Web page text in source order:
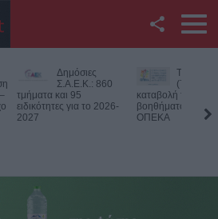
Twitter
YouTube
RSS
Επικοινωνία με το
Την Παρασκευή
(7/8) η δεύτερη
καταβολή του
βοηθήματος του ΛΑΕ-
ΟΠΕΚΑ
Νεκρός
αγροτική
περιοχή του
Πιθανό